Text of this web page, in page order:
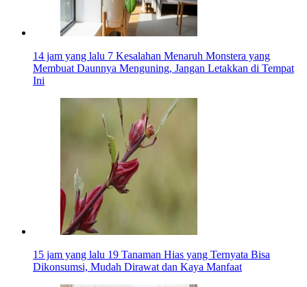
14 jam yang lalu 7 Kesalahan Menaruh Monstera yang
Membuat Daunnya Menguning, Jangan Letakkan di Tempat
Ini
15 jam yang lalu 19 Tanaman Hias yang Ternyata Bisa
Dikonsumsi, Mudah Dirawat dan Kaya Manfaat